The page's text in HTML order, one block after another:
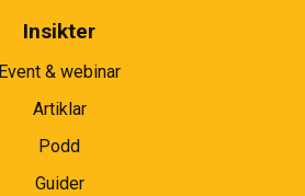
Insikter
Event & webinar
Artiklar
Podd
Guider